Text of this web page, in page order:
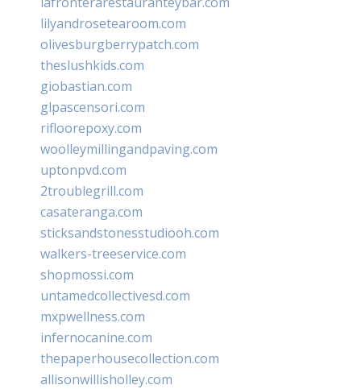
lilyandrosetearoom.com
olivesburgberrypatch.com
theslushkids.com
giobastian.com
glpascensori.com
rifloorepoxy.com
woolleymillingandpaving.com
uptonpvd.com
2troublegrill.com
casateranga.com
sticksandstonesstudiooh.com
walkers-treeservice.com
shopmossi.com
untamedcollectivesd.com
mxpwellness.com
infernocanine.com
thepaperhousecollection.com
allisonwillisholley.com